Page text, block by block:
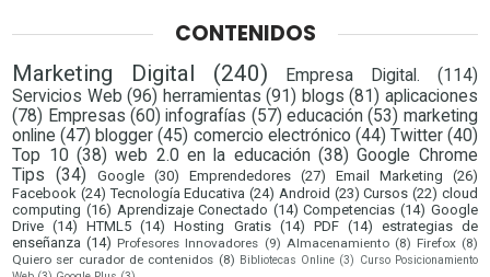
CONTENIDOS
Marketing Digital (240) Empresa Digital.
(114)
Servicios Web (96) herramientas (91) blogs (81) aplicaciones
(78) Empresas (60) infografías (57) educación (53) marketing
online (47) blogger (45) comercio electrónico (44) Twitter (40)
Top 10 (38) web 2.0 en la educación (38) Google Chrome
Tips
(34) Google (30) Emprendedores (27) Email Marketing
(26)
Facebook (24) Tecnología Educativa (24) Android (23) Cursos (22) cloud
computing (16) Aprendizaje Conectado (14) Competencias (14) Google
Drive (14) HTML5 (14) Hosting Gratis (14) PDF (14) estrategias de
enseñanza (14) Profesores Innovadores (9) Almacenamiento (8) Firefox (8)
Quiero ser curador de contenidos (8) Bibliotecas Online (3) Curso Posicionamiento